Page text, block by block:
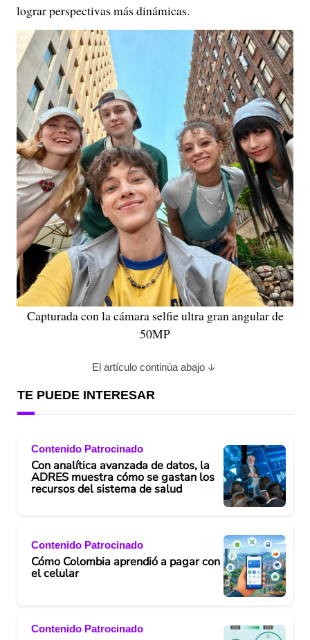
lograr perspectivas más dinámicas.
Capturada con la cámara selfie ultra gran angular de
50MP
El artículo continúa abajo
TE PUEDE INTERESAR
Contenido Patrocinado
Con analítica avanzada de datos, la
ADRES muestra cómo se gastan los
recursos del sistema de salud
Contenido Patrocinado
Cómo Colombia aprendió a pagar con
el celular
Contenido Patrocinado